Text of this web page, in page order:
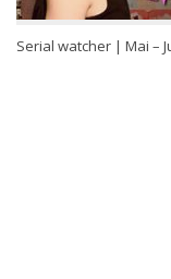
Serial watcher | Mai –